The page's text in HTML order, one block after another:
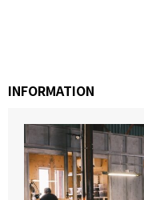
INFORMATION